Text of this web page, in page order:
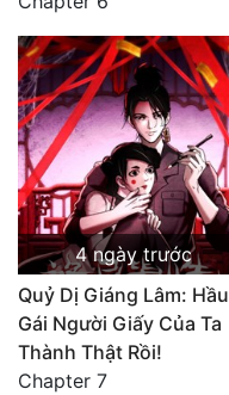
4 ngày trước
Quỷ Dị Giáng Lâm: Hầu
Gái Người Giấy Của Ta
Thành Thật Rồi!
Chapter 7